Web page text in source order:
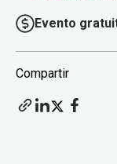
Evento
Compartir